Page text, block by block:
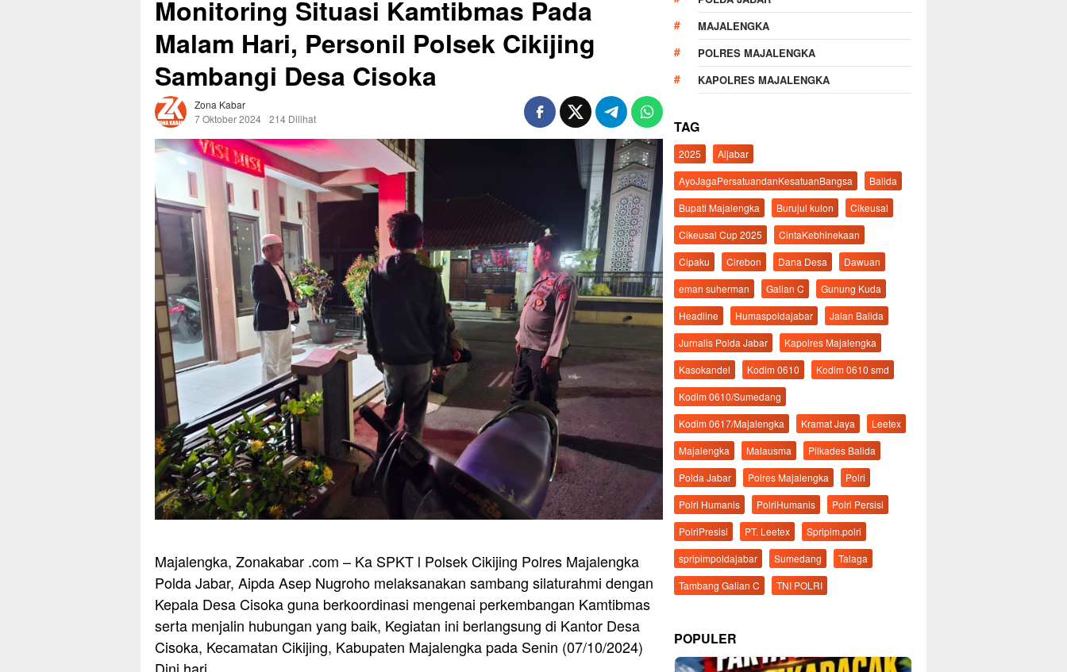
Monitoring Situasi Kamtibmas Pada
Malam Hari, Personil Polsek Cikijing
Sambangi Desa Cisoka
Zona Kabar
7 Oktober 2024 214 Dilihat
Majalengka, Zonakabar .com – Ka SPKT l Polsek Cikijing Polres Majalengka
Polda Jabar, Aipda Asep Nugroho melaksanakan sambang silaturahmi dengan
Kepala Desa Cisoka guna berkoordinasi mengenai perkembangan Kamtibmas
serta menjalin hubungan yang baik, Kegiatan ini berlangsung di Kantor Desa
Cisoka, Kecamatan Cikijing, Kabupaten Majalengka pada Senin (07/10/2024)
MAJALENGKA
POLRES MAJALENGKA
KAPOLRES MAJALENGKA
TAG
2025
Aljabar
AyoJagaPersatuandanKesatuanBangsa
Balida
Bupati Majalengka
Burujul kulon
Cikeusal
Cikeusal Cup 2025
CintaKebhinekaan
Cipaku
Cirebon Dana Desa
Dawuan
eman suherman
Galian C
Gunung Kuda
Headline
Humaspoldajabar
Jalan Balida
Jurnalis Polda Jabar
Kapolres Majalengka
Kasokandel
Kodim 0610
Kodim 0610 smd
Kodim 0610/Sumedang
Kodim 0617/Majalengka
Kramat Jaya
Leetex
Majalengka
Malausma
Pilkades Balida
Polda Jabar
Polres Majalengka
Polri
Polri Humanis
PolriHumanis
Polri Persisi
PolriPresisi
PT. Leetex
Spripim.polri
spripimpoldajabar
Sumedang
Talaga
Tambang Galian C
TNI POLRI
POPULER